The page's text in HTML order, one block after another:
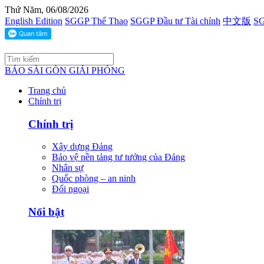
Thứ Năm, 06/08/2026
English Edition SGGP Thể Thao SGGP Đầu tư Tài chính 中文版
BÁO SÀI GÒN GIẢI PHÓNG
Trang chủ
Chính trị
Chính trị
Xây dựng Đảng
Bảo vệ nền tảng tư tưởng của Đảng
Nhân sự
Quốc phòng – an ninh
Đối ngoại
Nổi bật